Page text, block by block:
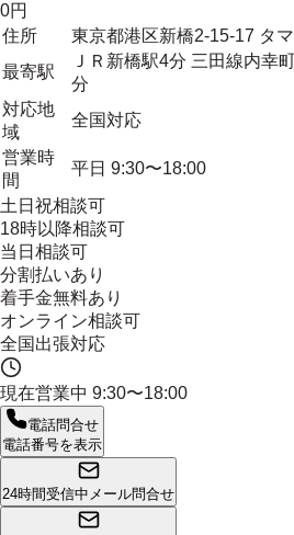
0円
住所
東京都港区新橋2-15-17 タ
最寄駅
ＪＲ新橋駅4分 三田線内幸
分
対応地
域
全国対応
営業時
間
平日 9:30〜18:00
土日祝相談可
18時以降相談可
当日相談可
分割払いあり
着手金無料あり
オンライン相談可
全国出張対応
現在営業中 9:30〜18:00
電話問合せ
電話番号を表示
24時間受信中 メール問合せ